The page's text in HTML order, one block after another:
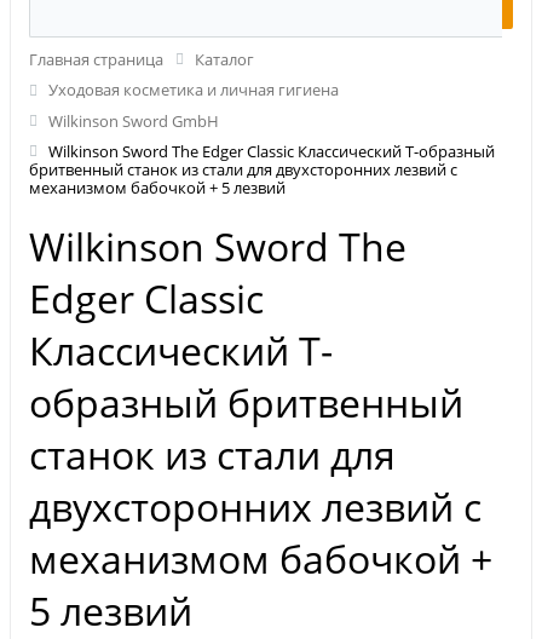
Главная страница
Каталог
Уходовая косметика и личная гигиена
Wilkinson Sword GmbH
Wilkinson Sword The Edger Classic Классический Т-образный
бритвенный станок из стали для двухсторонних лезвий с
механизмом бабочкой + 5 лезвий
Wilkinson Sword The
Edger Classic
Классический Т-
образный бритвенный
станок из стали для
двухсторонних лезвий с
механизмом бабочкой +
5 лезвий